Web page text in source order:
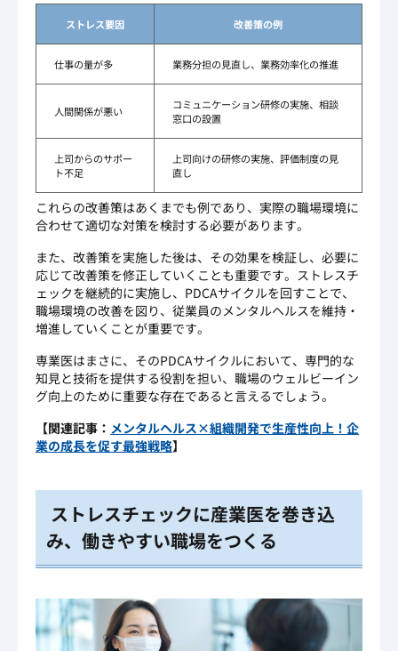
ストレス要因 改善策の例
仕事の量が多 業務分担の見直し、業務効率化の推進
人間関係が悪い
コミュニケーション研修の実施、相談
窓口の設置
上司からのサポー
ト不足
上司向けの研修の実施、評価制度の見
直し
これらの改善策はあくまでも例であり、実際の職場環境に
合わせて適切な対策を検討する必要があります。
また、改善策を実施した後は、その効果を検証し、必要に
応じて改善策を修正していくことも重要です。ストレスチ
ェックを継続的に実施し、PDCAサイクルを回すことで、
職場環境の改善を図り、従業員のメンタルヘルスを維持・
増進していくことが重要です。
専業医はまさに、そのPDCAサイクルにおいて、専門的な
知見と技術を提供する役割を担い、職場のウェルビーイン
グ向上のために重要な存在であると言えるでしょう。
【関連記事： メンタルヘルス×組織開発で生産性向上！企
業の成長を促す最強戦略】
ストレスチェックに産業医を巻き込
み、働きやすい職場をつくる